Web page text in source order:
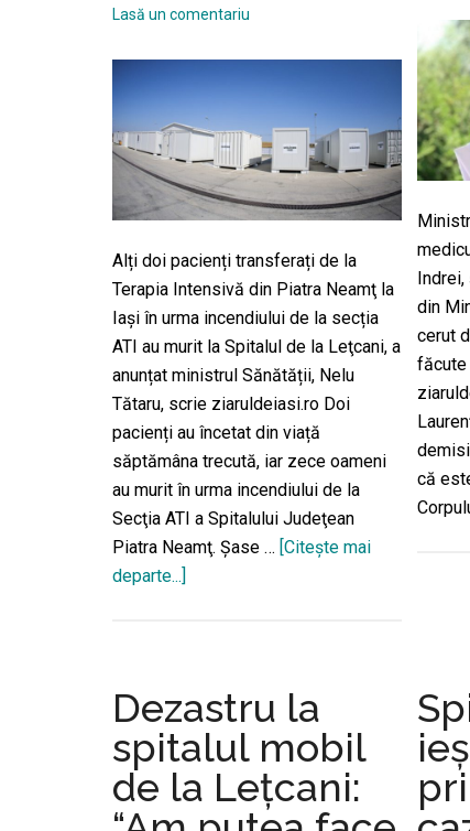
Lasă un comentariu
Alți doi pacienți transferați de la
Terapia Intensivă din Piatra Neamţ la
Iaşi în urma incendiului de la secția
ATI au murit la Spitalul de la Leţcani, a
anunțat ministrul Sănătății, Nelu
Tătaru, scrie ziaruldeiasi.ro Doi
pacienți au încetat din viață
săptămâna trecută, iar zece oameni
au murit în urma incendiului de la
Secţia ATI a Spitalului Judeţean
Piatra Neamţ. Şase … [Citeşte mai
departe...]
pacienți
aduși
de
la
Neamț
din
cerut
făcute
că
Dezastru la
spitalul mobil
de la Lețcani: